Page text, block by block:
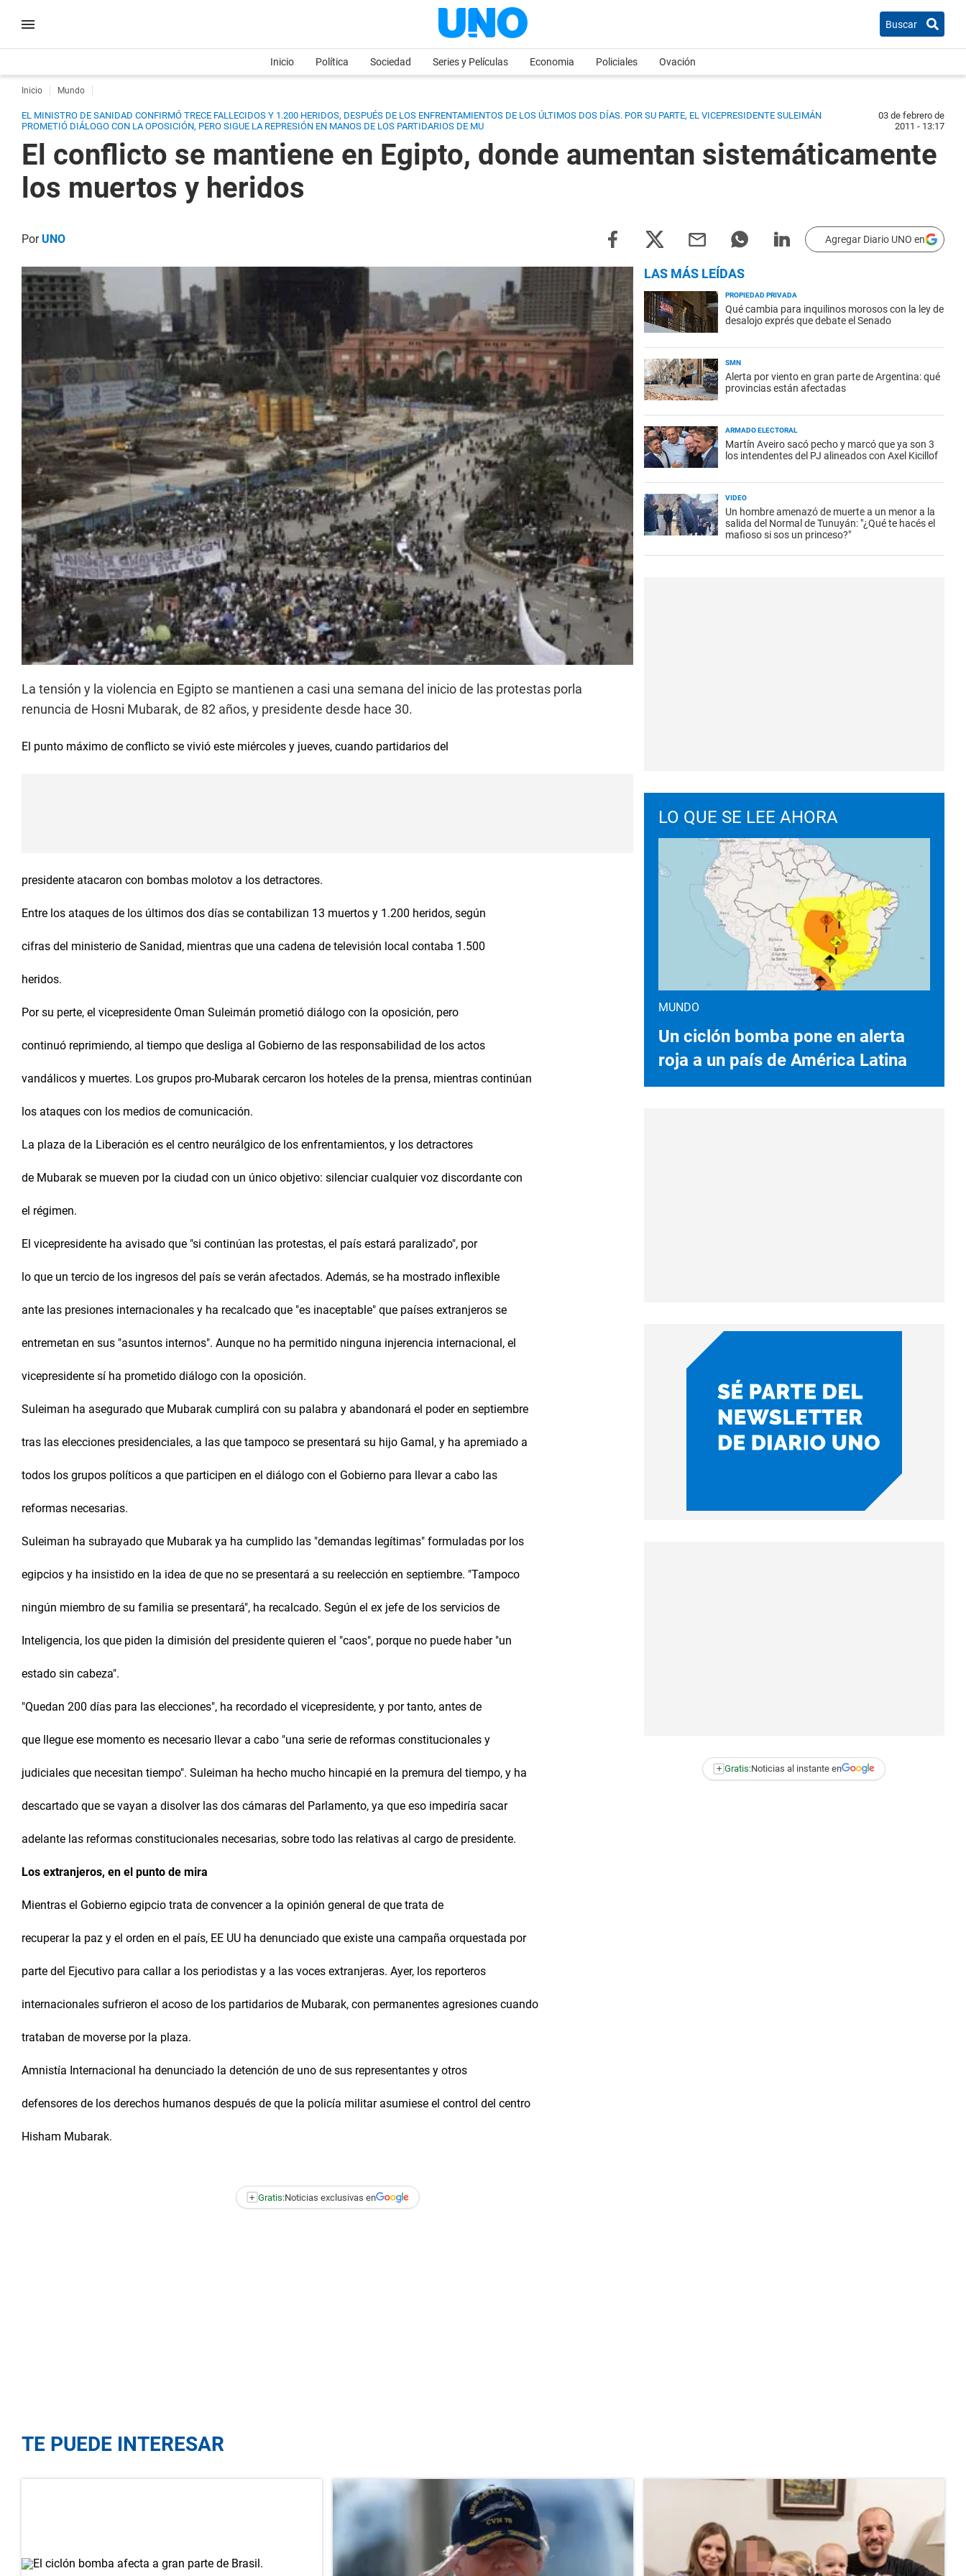
Buscar
Inicio Política Sociedad Series y Películas Economia Policiales Ovación
Inicio Mundo
EL MINISTRO DE SANIDAD CONFIRMÓ TRECE FALLECIDOS Y 1.200 HERIDOS, DESPUÉS DE LOS ENFRENTAMIENTOS DE LOS ÚLTIMOS DOS DÍAS. POR SU PARTE, EL VICEPRESIDENTE SULEIMÁN
PROMETIÓ DIÁLOGO CON LA OPOSICIÓN, PERO SIGUE LA REPRESIÓN EN MANOS DE LOS PARTIDARIOS DE MU
03 de febrero de
2011 - 13:17
El conflicto se mantiene en Egipto, donde aumentan sistemáticamente
los muertos y heridos
PorUNO Agregar Diario UNO en
La tensión y la violencia en Egipto se mantienen a casi una semana del inicio de las protestas porla
renuncia de Hosni Mubarak, de 82 años, y presidente desde hace 30.
El punto máximo de conflicto se vivió este miércoles y jueves, cuando partidarios del
presidente atacaron con bombas molotov a los detractores.
Entre los ataques de los últimos dos días se contabilizan 13 muertos y 1.200 heridos, según
cifras del ministerio de Sanidad, mientras que una cadena de televisión local contaba 1.500
heridos.
Por su perte, el vicepresidente Oman Suleimán prometió diálogo con la oposición, pero
continuó reprimiendo, al tiempo que desliga al Gobierno de las responsabilidad de los actos
vandálicos y muertes. Los grupos pro-Mubarak cercaron los hoteles de la prensa, mientras continúan
los ataques con los medios de comunicación.
La plaza de la Liberación es el centro neurálgico de los enfrentamientos, y los detractores
de Mubarak se mueven por la ciudad con un único objetivo: silenciar cualquier voz discordante con
el régimen.
El vicepresidente ha avisado que "si continúan las protestas, el país estará paralizado", por
lo que un tercio de los ingresos del país se verán afectados. Además, se ha mostrado inflexible
ante las presiones internacionales y ha recalcado que "es inaceptable" que países extranjeros se
entremetan en sus "asuntos internos". Aunque no ha permitido ninguna injerencia internacional, el
vicepresidente sí ha prometido diálogo con la oposición.
Suleiman ha asegurado que Mubarak cumplirá con su palabra y abandonará el poder en septiembre
tras las elecciones presidenciales, a las que tampoco se presentará su hijo Gamal, y ha apremiado a
todos los grupos políticos a que participen en el diálogo con el Gobierno para llevar a cabo las
reformas necesarias.
Suleiman ha subrayado que Mubarak ya ha cumplido las "demandas legítimas" formuladas por los
egipcios y ha insistido en la idea de que no se presentará a su reelección en septiembre. "Tampoco
ningún miembro de su familia se presentará", ha recalcado. Según el ex jefe de los servicios de
Inteligencia, los que piden la dimisión del presidente quieren el "caos", porque no puede haber "un
estado sin cabeza".
"Quedan 200 días para las elecciones", ha recordado el vicepresidente, y por tanto, antes de
que llegue ese momento es necesario llevar a cabo "una serie de reformas constitucionales y
judiciales que necesitan tiempo". Suleiman ha hecho mucho hincapié en la premura del tiempo, y ha
descartado que se vayan a disolver las dos cámaras del Parlamento, ya que eso impediría sacar
adelante las reformas constitucionales necesarias, sobre todo las relativas al cargo de presidente.
Los extranjeros, en el punto de mira
Mientras el Gobierno egipcio trata de convencer a la opinión general de que trata de
recuperar la paz y el orden en el país, EE UU ha denunciado que existe una campaña orquestada por
parte del Ejecutivo para callar a los periodistas y a las voces extranjeras. Ayer, los reporteros
internacionales sufrieron el acoso de los partidarios de Mubarak, con permanentes agresiones cuando
trataban de moverse por la plaza.
Amnistía Internacional ha denunciado la detención de uno de sus representantes y otros
defensores de los derechos humanos después de que la policía militar asumiese el control del centro
Hisham Mubarak.
+ Gratis:Noticias exclusivas en
LAS MÁS LEÍDAS
PROPIEDAD PRIVADA
Qué cambia para inquilinos morosos con la ley de
desalojo exprés que debate el Senado
SMN
Alerta por viento en gran parte de Argentina: qué
provincias están afectadas
ARMADO ELECTORAL
Martín Aveiro sacó pecho y marcó que ya son 3
los intendentes del PJ alineados con Axel Kicillof
VIDEO
Un hombre amenazó de muerte a un menor a la
salida del Normal de Tunuyán: "¿Qué te hacés el
mafioso si sos un princeso?"
LO QUE SE LEE AHORA
MUNDO
Un ciclón bomba pone en alerta
roja a un país de América Latina
+ Gratis:Noticias al instante en
TE PUEDE INTERESAR